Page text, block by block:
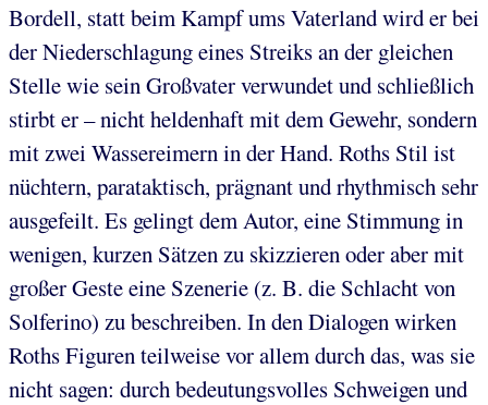
Bordell, statt beim Kampf ums Vaterland wird er bei
der Niederschlagung eines Streiks an der gleichen
Stelle wie sein Großvater verwundet und schließlich
stirbt er – nicht heldenhaft mit dem Gewehr, sondern
mit zwei Wassereimern in der Hand. Roths Stil ist
nüchtern, parataktisch, prägnant und rhythmisch sehr
ausgefeilt. Es gelingt dem Autor, eine Stimmung in
wenigen, kurzen Sätzen zu skizzieren oder aber mit
großer Geste eine Szenerie (z. B. die Schlacht von
Solferino) zu beschreiben. In den Dialogen wirken
Roths Figuren teilweise vor allem durch das, was sie
nicht sagen: durch bedeutungsvolles Schweigen und